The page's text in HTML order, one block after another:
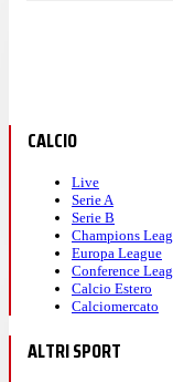
CALCIO
Live
Serie A
Serie B
Champions
Europa League
Conference
Calcio Estero
Calciomercato
ALTRI SPORT